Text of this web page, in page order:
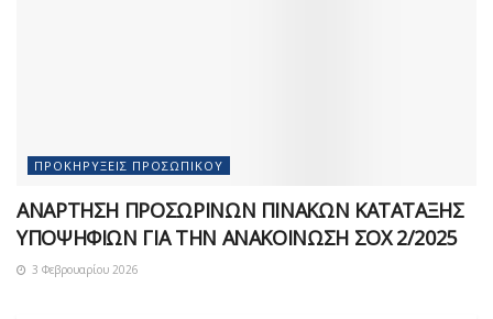
ΠΡΟΚΗΡΎΞΕΙΣ ΠΡΟΣΩΠΙΚΟΎ
ΑΝΑΡΤΗΣΗ ΠΡΟΣΩΡΙΝΩΝ ΠΙΝΑΚΩΝ ΚΑΤΑΤΑΞΗΣ
ΥΠΟΨΗΦΙΩΝ ΓΙΑ ΤΗΝ ΑΝΑΚΟΙΝΩΣΗ ΣOX 2/2025
3 Φεβρουαρίου 2026